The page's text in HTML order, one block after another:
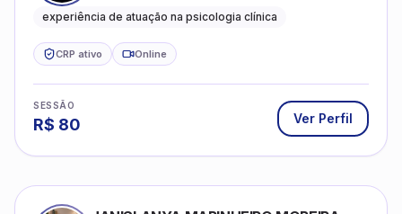
catastróficos e comportamentos
experiência de atuação na psicologia clínica
CRP ativo Online
SESSÃO
R$ 80 Ver Perfil